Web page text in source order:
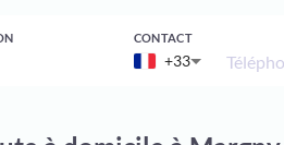
CONTACT
+33